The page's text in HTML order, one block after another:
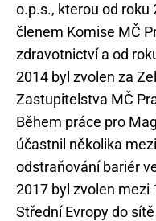
o.p.s., kterou od roku
členem Komise MČ
zdravotnictví a od
2014 byl zvolen za
Zastupitelstva MČ
Během práce pro
účastnil několika
odstraňování bariér
2017 byl zvolen mezi
Střední Evropy do